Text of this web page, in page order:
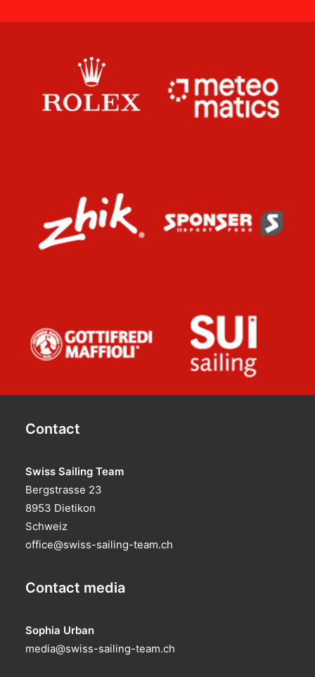
Contact
Swiss Sailing Team
Bergstrasse 23
8953 Dietikon
Schweiz
office@swiss-sailing-team.ch
Contact media
Sophia Urban
media@swiss-sailing-team.ch